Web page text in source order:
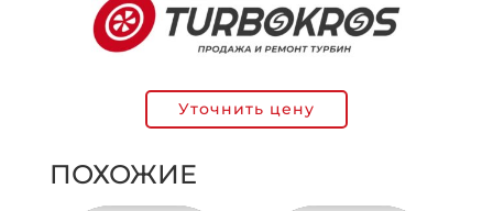
Уточнить цену
ПОХОЖИЕ